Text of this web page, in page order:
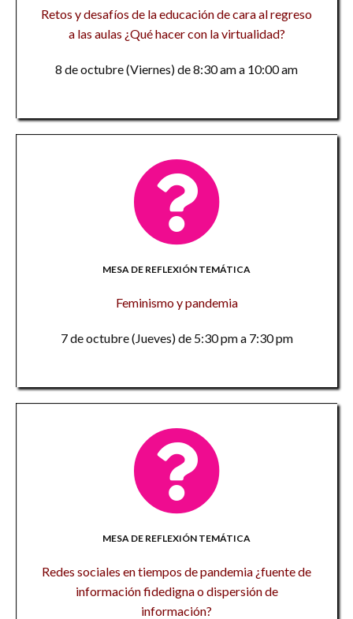
Retos y desafíos de la educación de cara al regreso
a las aulas ¿Qué hacer con la virtualidad?
8 de octubre (Viernes) de 8:30 am a 10:00 am
MESA DE REFLEXIÓN TEMÁTICA
Feminismo y pandemia
7 de octubre (Jueves) de 5:30 pm a 7:30 pm
MESA DE REFLEXIÓN TEMÁTICA
Redes sociales en tiempos de pandemia ¿fuente de
información fidedigna o dispersión de
información?